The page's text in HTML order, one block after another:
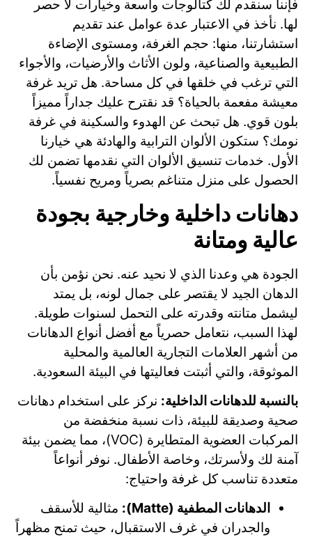
فإننا سنقدم لك كتالوجات واسعة وخيارات لا حصر
لها. نأخذ في الاعتبار عدة عوامل عند تقديم
استشارتنا، منها: حجم الغرفة، ومستوى الإضاءة
الطبيعية والصناعية، ولون الأثاث والأرضيات، والأجواء
التي ترغب في خلقها في كل مساحة. هل تريد غرفة
معيشة مفعمة بالحياة؟ قد نقترح عليك جداراً مميزاً
بلون قوي. هل تبحث عن الهدوء والسكينة في غرفة
نومك؟ ستكون الألوان الترابية والهادئة هي خيارنا
الأول. خدمات تنسيق الألوان التي نقدمها تضمن لك
الحصول على منزل متناغم بصرياً ومريح نفسياً.
دهانات داخلية وخارجية بجودة
عالية ومتانة
الجودة هي وعدنا الذي لا نحيد عنه. نحن نؤمن بأن
الدهان الجيد لا يقتصر على جمال لونه، بل يمتد
ليشمل متانته وقدرته على التحمل لسنوات طويلة.
لهذا السبب، نتعامل حصرياً مع أفضل أنواع الدهانات
من أشهر العلامات التجارية العالمية والمحلية
الموثوقة، والتي أثبتت فعاليتها في البيئة السعودية.
بالنسبة للدهانات الداخلية: نركز على استخدام دهانات
صحية وصديقة للبيئة، ذات نسبة منخفضة من
المركبات العضوية المتطايرة (VOC)، مما يضمن بيئة
آمنة لك ولأسرتك، وخاصة الأطفال. نوفر أنواعاً
متعددة تناسب كل غرفة واحتياج:
الدهانات المطفية (Matte):
مثالية للأسقف
والجدران في غرف الاستقبال، حيث تمنح مظهراً